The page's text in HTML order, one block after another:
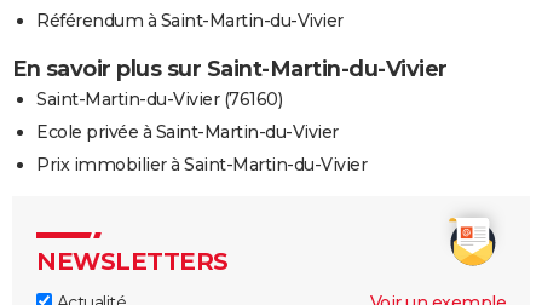
Référendum à Saint-Martin-du-Vivier
En savoir plus sur Saint-Martin-du-Vivier
Saint-Martin-du-Vivier (76160)
Ecole privée à Saint-Martin-du-Vivier
Prix immobilier à Saint-Martin-du-Vivier
NEWSLETTERS